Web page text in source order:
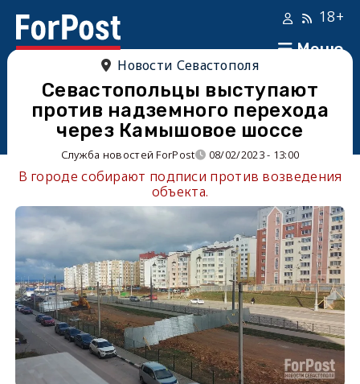
Меню
18+
Новости Севастополя
Севастопольцы выступают
против надземного перехода
через Камышовое шоссе
Служба новостей ForPost 08/02/2023 - 13:00
В городе собирают подписи против возведения
объекта.